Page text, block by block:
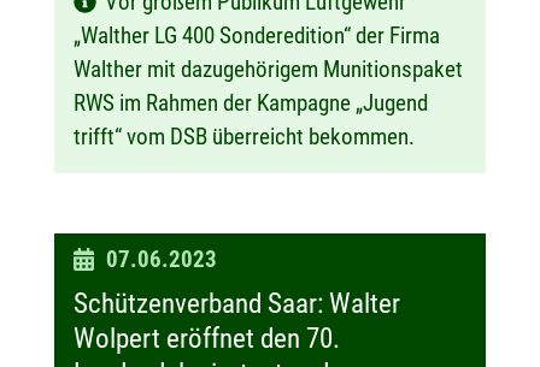
„Walther LG 400 Sonderedition“ der Firma
Walther mit dazugehörigem Munitionspaket
RWS im Rahmen der Kampagne „Jugend
trifft“ vom DSB überreicht bekommen.
D
a
07.06.2023
Schützenverband Saar: Walter
Wolpert eröffnet den 70.